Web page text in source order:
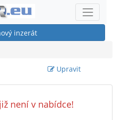
inzerát
Upravit
není v nabídce!